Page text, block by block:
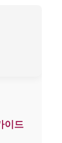
이드